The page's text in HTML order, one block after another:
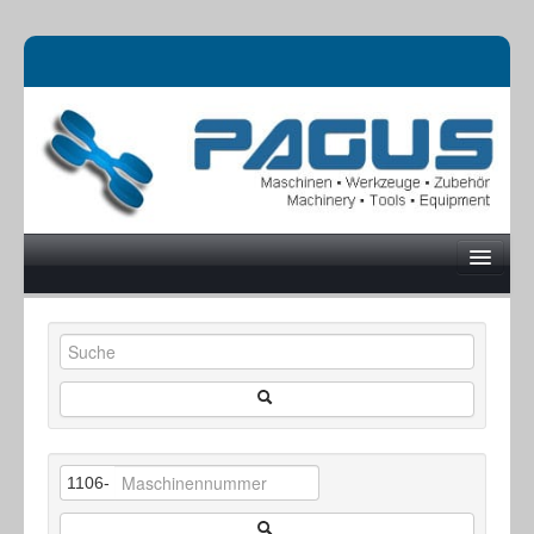
UNTERNEHMEN
MASCHINEN
ONLINESHOP
1106-